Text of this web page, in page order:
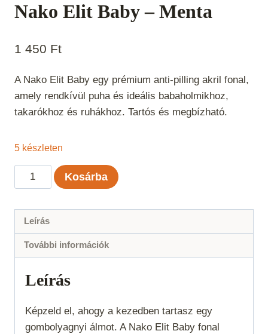
Nako Elit Baby – Menta
1 450 Ft
A Nako Elit Baby egy prémium anti-pilling akril fonal,
amely rendkívül puha és ideális babaholmikhoz,
takarókhoz és ruhákhoz. Tartós és megbízható.
5 készleten
Nako
Elit
Menta
Kosárba
Leírás
További információk
Leírás
Képzeld el, ahogy a kezedben tartasz egy
gombolyagnyi álmot. A Nako Elit Baby fonal